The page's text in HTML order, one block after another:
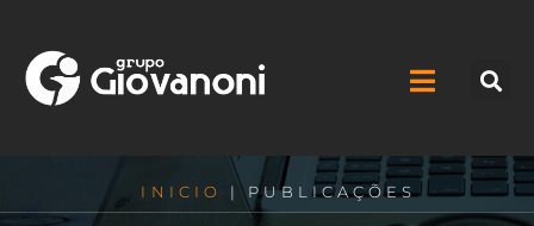
INICIO | PUBLICAÇÕES